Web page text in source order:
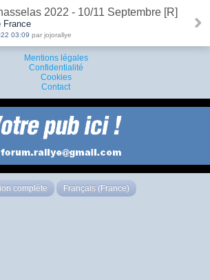
2022 - 10/11 Septembre [R]
France
03:09 par jojorallye
Mentions légales
Confidentialité
Cookies
Contact
complète Français (France)